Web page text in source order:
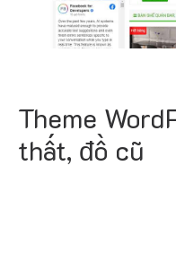
Theme
thất, đồ cũ